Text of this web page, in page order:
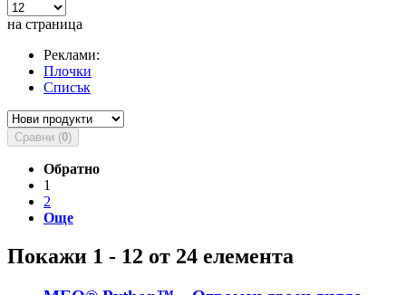
на страница
Реклами:
Плочки
Списък
Сравни (0)
Обратно
1
2
Още
Покажи 1 - 12 от 24 елемента